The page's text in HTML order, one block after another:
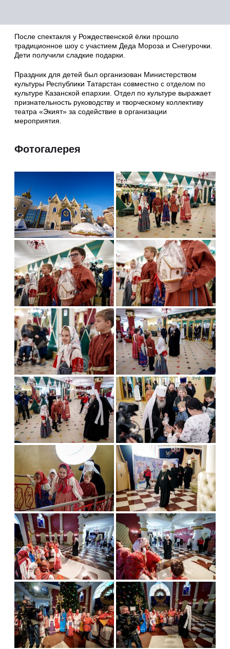
После спектакля у Рождественской ёлки прошло
традиционное шоу с участием Деда Мороза и Снегурочки.
Дети получили сладкие подарки.
Праздник для детей был организован Министерством
культуры Республики Татарстан совместно с отделом по
культуре Казанской епархии. Отдел по культуре выражает
признательность руководству и творческому коллективу
театра «Экият» за содействие в организации
мероприятия.
Фотогалерея